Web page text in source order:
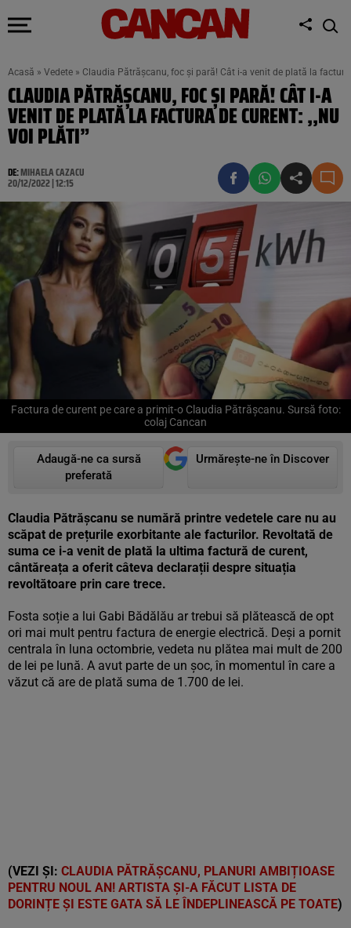
Acasă » Vedete » Claudia Pătrășcanu, foc și pară! Cât i-a venit de plată la
CLAUDIA PĂTRĂȘCANU, FOC ȘI PARĂ! CÂT I-A
VENIT DE PLATĂ LA FACTURA DE CURENT: ,,NU
VOI PLĂTI”
DE:MIHAELA CAZACU
20/12/2022 | 12:15
Factura de curent pe care a primit-o Claudia Pătrășcanu. Sursă foto:
colaj Cancan
Adaugă-ne ca sursă
preferată
Urmărește-ne în Discover
Claudia Pătrășcanu se numără printre vedetele care nu au
scăpat de prețurile exorbitante ale facturilor. Revoltată de
suma ce i-a venit de plată la ultima factură de curent,
cântăreața a oferit câteva declarații despre situația
revoltătoare prin care trece.
Fosta soție a lui Gabi Bădălău ar trebui să plătească de opt
ori mai mult pentru factura de energie electrică. Deși a pornit
centrala în luna octombrie, vedeta nu plătea mai mult de 200
de lei pe lună. A avut parte de un șoc, în momentul în care a
văzut că are de plată suma de 1.700 de lei.
(VEZI ȘI: CLAUDIA PĂTRĂȘCANU, PLANURI AMBIȚIOASE
PENTRU NOUL AN! ARTISTA ȘI-A FĂCUT LISTA DE
DORINȚE ȘI ESTE GATA SĂ LE ÎNDEPLINEASCĂ PE TOATE)